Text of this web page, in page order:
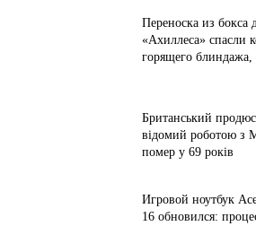
Переноска из бокса
«Ахиллеса» спасли
горящего
Британський
відомий роботою з
помер у 69 років
Игровой ноутбук
16 обновился: